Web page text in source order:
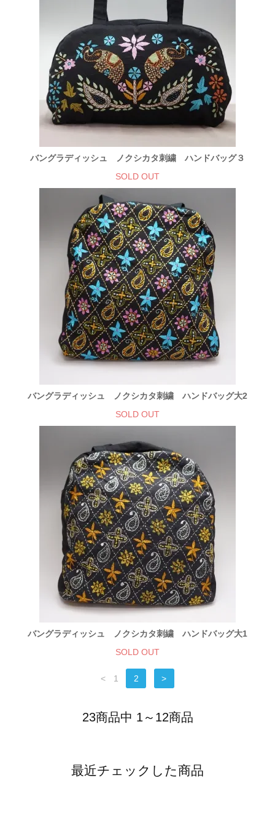
バングラディッシュ ノクシカタ刺繍 ハンドバッグ３
SOLD OUT
バングラディッシュ ノクシカタ刺繍 ハンドバッグ大2
SOLD OUT
バングラディッシュ ノクシカタ刺繍 ハンドバッグ大1
SOLD OUT
< 1 2 >
23商品中 1～12商品
最近チェックした商品